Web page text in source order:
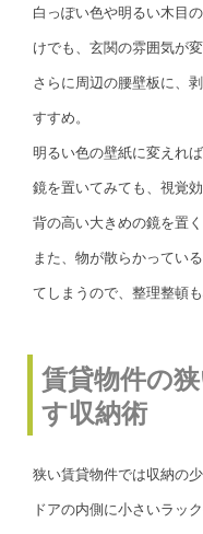
白っぽい色や明るい木目
けでも、玄関の雰囲気が変
さらに周辺の腰壁板に、
すすめ。
明るい色の壁紙に変えれ
鏡を置いてみても、視覚
背の高い大きめの鏡を置
また、物が散らかってい
てしまうので、整理整頓
賃貸物件の
す収納術
狭い賃貸物件では収納の
ドアの内側に小さいラッ